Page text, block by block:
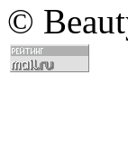
©